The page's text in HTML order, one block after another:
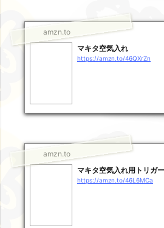
amzn.to
マキタ空気入れ
https://amzn.to/46QXrZn
amzn.to
マキタ空気入れ用トリガ
https://amzn.to/46L6MCa